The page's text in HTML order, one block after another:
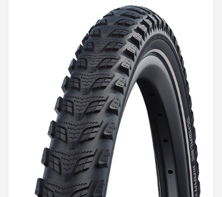
Elektrische fietsen
Mountainbikes
POPULAIRE MERKEN
Volare